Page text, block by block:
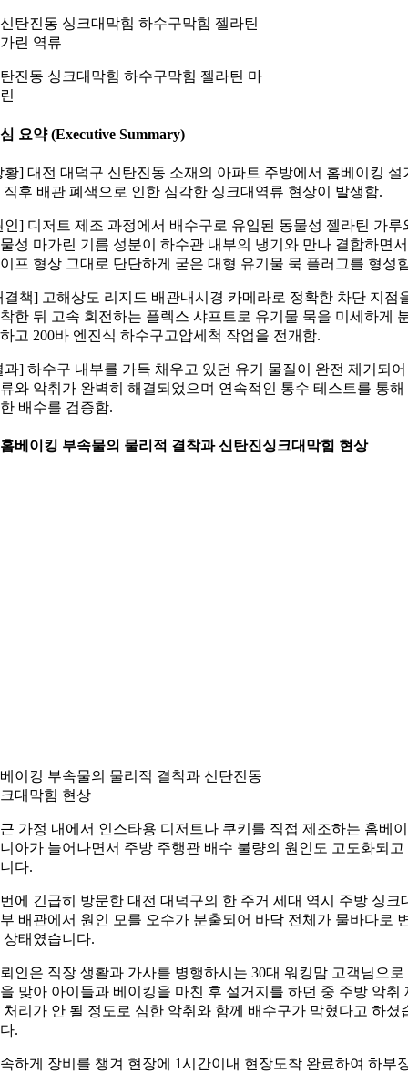
진동 싱크대막힘 하수구막힘 젤라틴 마
요약 (Executive Summary)
황] 대전 대덕구 신탄진동 소재의 아파트 주방에서 홈베이킹 설
직후 배관 폐색으로 인한 심각한 싱크대역류 현상이 발생함.
인] 디저트 제조 과정에서 배수구로 유입된 동물성 젤라틴 가루
성 마가린 기름 성분이 하수관 내부의 냉기와 만나 결합하면서
프 형상 그대로 단단하게 굳은 대형 유기물 묵 플러그를 형성
결책] 고해상도 리지드 배관내시경 카메라로 정확한 차단 지점
한 뒤 고속 회전하는 플렉스 샤프트로 유기물 묵을 미세하게
고 200바 엔진식 하수구고압세척 작업을 전개함.
과] 하수구 내부를 가득 채우고 있던 유기 물질이 완전 제거되어
와 악취가 완벽히 해결되었으며 연속적인 통수 테스트를 통해
배수를 검증함.
베이킹 부속물의 물리적 결착과 신탄진싱크대막힘 현상
이킹 부속물의 물리적 결착과 신탄진동
대막힘 현상
가정 내에서 인스타용 디저트나 쿠키를 직접 제조하는 홈베
아가 늘어나면서 주방 주행관 배수 불량의 원인도 고도화되고
다.
에 긴급히 방문한 대전 대덕구의 한 주거 세대 역시 주방 싱크
배관에서 원인 모를 오수가 분출되어 바닥 전체가 물바다로
상태였습니다.
인은 직장 생활과 가사를 병행하시는 30대 워킹맘 고객님으로
맞아 아이들과 베이킹을 마친 후 설거지를 하던 중 주방 악취
처리가 안 될 정도로 심한 악취와 함께 배수구가 막혔다고 하셨
.
하게 장비를 챙겨 현장에 1시간이내 현장도착 완료하여 하부